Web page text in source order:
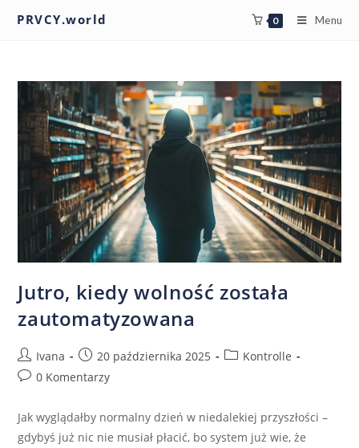
PRVCY.world 0 Menu
Jutro, kiedy wolność została
zautomatyzowana
Ivana 20 października 2025
Kontrolle
0 Komentarzy
Jak wyglądałby normalny dzień w niedalekiej przyszłości –
gdybyś już nic nie musiał płacić, bo system już wie, że